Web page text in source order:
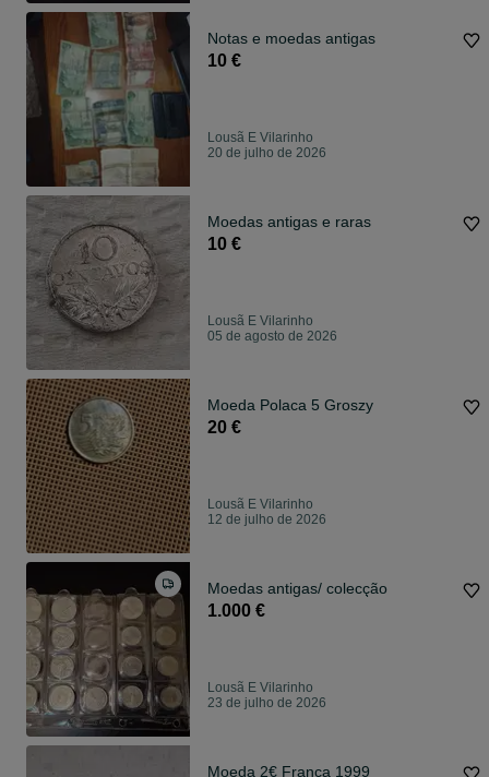
Notas e moedas antigas
10 €
Lousã E Vilarinho
20 de julho de 2026
Moedas antigas e raras
10 €
Lousã E Vilarinho
05 de agosto de 2026
Moeda Polaca 5 Groszy
20 €
Lousã E Vilarinho
12 de julho de 2026
Moedas antigas/ colecção
1.000 €
Lousã E Vilarinho
23 de julho de 2026
Moeda 2€ França 1999